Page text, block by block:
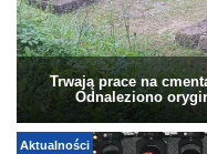
Trwają prace na
Odnaleziono
Aktualności